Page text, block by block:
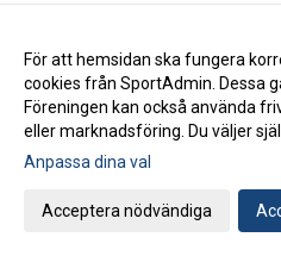
Fem killar kallade till SHF:s riksläger
GAMEDAY!
Herrjuniorerna det sjätte YIF-laget
F14 vidare till steg 4 i USM!
YIF U Dam nära kvalplats till Division 2
F14 spelar steg 3 i USM denna helg
För att hemsidan ska fungera
cookies från SportAdmin. Dessa
Föreningen kan också använda
eller marknadsföring. Du väljer
Anpassa dina val
Acceptera nödvändiga